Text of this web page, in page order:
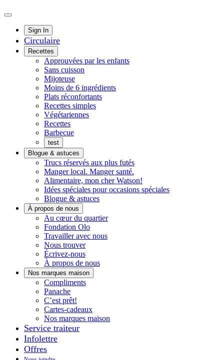
Main
Menu
Sign In
Circulaire
Recettes
Approuvées par les enfants
Sans cuisson
Mijoteuse
Moins de 6 ingrédients
Plats réconfortants
Recettes simples
Végétariennes
Recettes
Barbecue
test
Blogue & astuces
Trucs réservés aux plus futés
Manger local. Manger santé.
Alimentaire, mon cher Watson!
Idées spéciales pour occasions spéciales
Blogue & astuces
À propos de nous
Au cœur du quartierHistoires
Fondation Olo
Travailler avec nous
Nous trouver
Écrivez-nous
À propos de nous
Nos marques maison
ComplimentsNotre
qui
goûte
PanacheDécouvrez
Panache
C’est prêt!
bons.
Toujours
prêts
Cartes-cadeaux
Nos marques maison
Service traiteur
Infolettre
Offres